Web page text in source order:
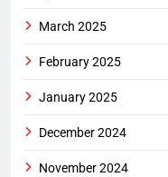
March 2025
February 2025
January 2025
December 2024
November 2024